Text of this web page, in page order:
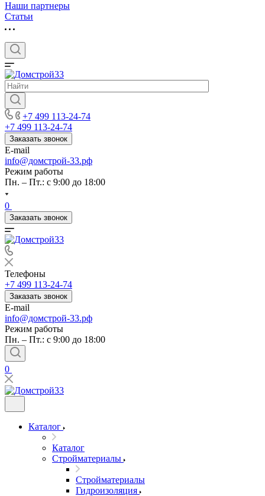
Наши партнеры
Статьи
+7 499 113-24-74
+7 499 113-24-74
Заказать звонок
E-mail
info@домстрой-33.рф
Режим работы
Пн. – Пт.: с 9:00 до 18:00
0
Заказать звонок
Телефоны
+7 499 113-24-74
Заказать звонок
E-mail
info@домстрой-33.рф
Режим работы
Пн. – Пт.: с 9:00 до 18:00
0
Каталог
Каталог
Стройматериалы
Стройматериалы
Гидроизоляция